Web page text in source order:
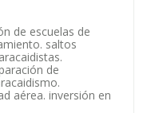
de escuelas de
saltos
de
aérea. inversión en